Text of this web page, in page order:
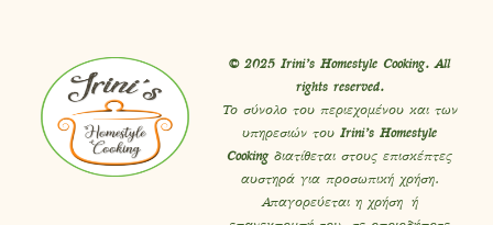
© 2025 Irini’s Homestyle Cooking. All
rights reserved.
Το σύνολο του περιεχομένου και των
υπηρεσιών τουIrini’s Homestyle
Cookingδιατίθεται στους επισκέπτες
αυστηρά για προσωπική χρήση.
Απαγορεύεται η χρήση ή